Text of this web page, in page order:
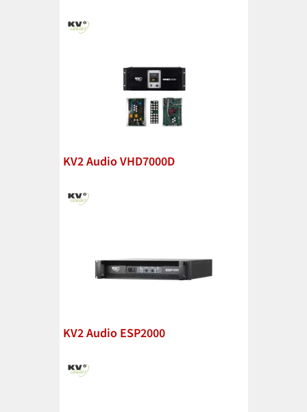
KV2 Audio VHD7000D
KV2 Audio ESP2000